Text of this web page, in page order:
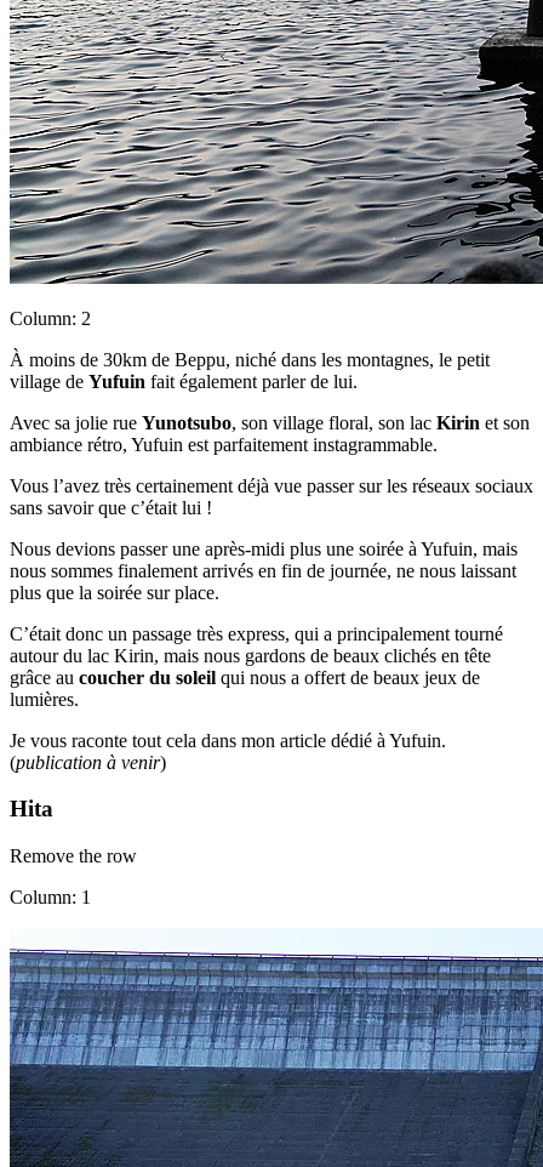
Column: 2
À moins de 30km de Beppu, niché dans les montagnes, le petit
village de Yufuin fait également parler de lui.
Avec sa jolie rue Yunotsubo, son village floral, son lac Kirin et son
ambiance rétro, Yufuin est parfaitement instagrammable.
Vous l’avez très certainement déjà vue passer sur les réseaux sociaux
sans savoir que c’était lui !
Nous devions passer une après-midi plus une soirée à Yufuin, mais
nous sommes finalement arrivés en fin de journée, ne nous laissant
plus que la soirée sur place.
C’était donc un passage très express, qui a principalement tourné
autour du lac Kirin, mais nous gardons de beaux clichés en tête
grâce au coucher du soleil qui nous a offert de beaux jeux de
lumières.
Je vous raconte tout cela dans mon article dédié à Yufuin.
(publication à venir)
Hita
Remove the row
Column: 1